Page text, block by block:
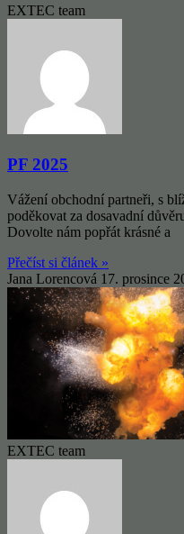
EXTEC team
PF 2025
Vážení obchodní partneři, s
poděkovat za dosavadní
Dovolte nám popřát krásné a
Přečíst si článek »
Jana Lorencová 17. prosince
EXTEC team